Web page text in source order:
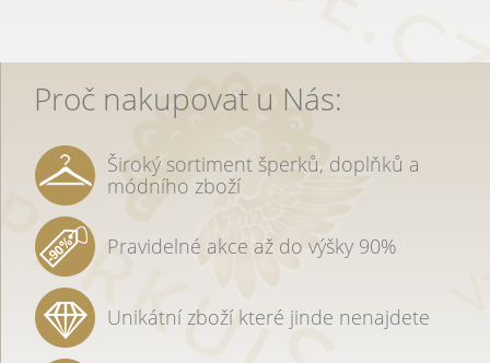
Proč nakupovat u Nás:
Široký sortiment šperků, doplňků a
módního zboží
Pravidelné akce až do výšky 90%
Unikátní zboží které jinde nenajdete